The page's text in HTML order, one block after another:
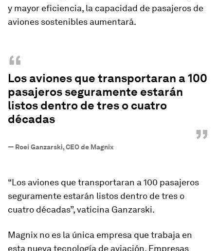
y mayor eficiencia, la capacidad de pasajeros de
aviones sostenibles aumentará.
“
Los aviones que transportaran a 100
pasajeros seguramente estarán
listos dentro de tres o cuatro
décadas
”
— Roei Ganzarski, CEO de Magnix
“Los aviones que transportaran a 100 pasajeros
seguramente estarán listos dentro de tres o
cuatro décadas”, vaticina Ganzarski.
Magnix no es la única empresa que trabaja en
esta nueva tecnología de aviación. Empresas